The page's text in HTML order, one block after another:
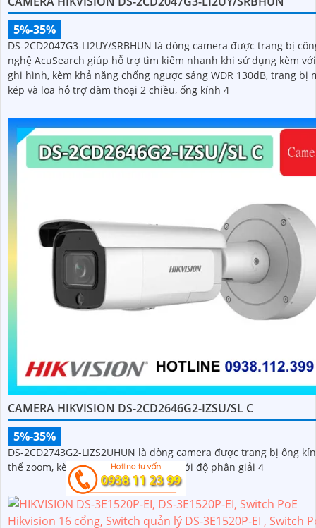
5%-35%
DS-2CD2047G3-LI2UY/SRBHUN là dòng camera được trang bị
nghệ AcuSearch giúp hỗ trợ tìm kiếm nhanh khi sử dụng kèm
ghi hình, kèm khả năng chống ngược sáng WDR 130dB, trang bị
kép và loa hỗ trợ đàm thoại 2 chiều, ống kính 4
CAMERA HIKVISION DS-2CD2646G2-IZSU/SL C
5%-35%
DS-2CD2743G2-LIZS2UHUN là dòng camera được trang bị ống
thể zoom, kèm theo đấy có thể nhìn với độ phân giải 4